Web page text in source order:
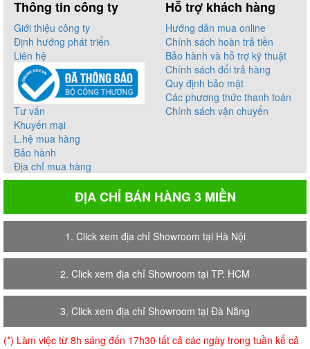
Thông tin công ty
Giới thiệu công ty
Định hướng phát triển
Liên hệ
Tư vấn
Khuyến mại
L.hệ mua hàng
Bảo hành
Địa chỉ mua hàng
Hỗ trợ khách hàng
Hướng dẫn mua online
Chính sách hoàn trả tiền
Bảo hành và hỗ trợ kỹ thuật
Chính sách đổi trả hàng
Quy định bảo mật
Các phương thức thanh toán
Chính sách vận chuyển
ĐỊA CHỈ BÁN HÀNG 3 MIỀN
1. Click xem địa chỉ Showroom tại Hà Nội
2. Click xem địa chỉ Showroom tại TP. HCM
3. Click xem địa chỉ Showroom tại Đà Nẵng
(*) Làm việc từ 8h sáng đến 17h30 tất cả các ngày trong tuần kể cả